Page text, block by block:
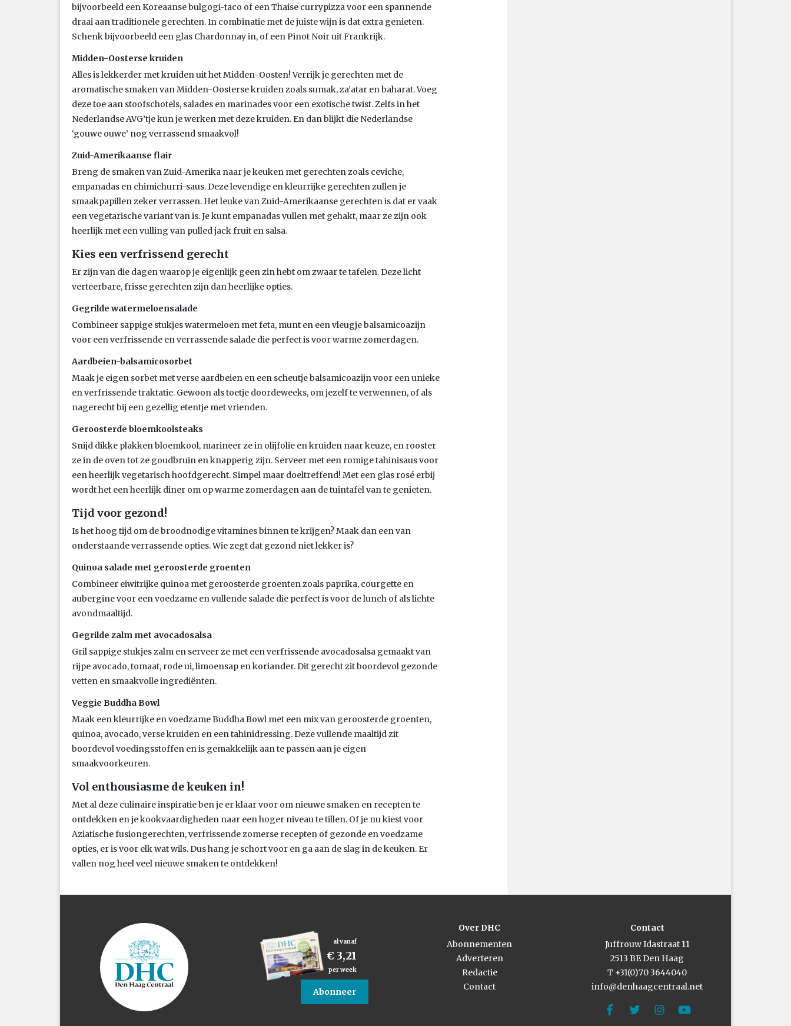
bijvoorbeeld een Koreaanse bulgogi-taco of een Thaise currypizza voor een spannende
draai aan traditionele gerechten. In combinatie met de juiste wijn is dat extra genieten.
Schenk bijvoorbeeld een glas Chardonnay in, of een Pinot Noir uit Frankrijk.
Midden-Oosterse kruiden
Alles is lekkerder met kruiden uit het Midden-Oosten! Verrijk je gerechten met de
aromatische smaken van Midden-Oosterse kruiden zoals sumak, za’atar en baharat. Voeg
deze toe aan stoofschotels, salades en marinades voor een exotische twist. Zelfs in het
Nederlandse AVG’tje kun je werken met deze kruiden. En dan blijkt die Nederlandse
‘gouwe ouwe’ nog verrassend smaakvol!
Zuid-Amerikaanse flair
Breng de smaken van Zuid-Amerika naar je keuken met gerechten zoals ceviche,
empanadas en chimichurri-saus. Deze levendige en kleurrijke gerechten zullen je
smaakpapillen zeker verrassen. Het leuke van Zuid-Amerikaanse gerechten is dat er vaak
een vegetarische variant van is. Je kunt empanadas vullen met gehakt, maar ze zijn ook
heerlijk met een vulling van pulled jack fruit en salsa.
Kies een verfrissend gerecht
Er zijn van die dagen waarop je eigenlijk geen zin hebt om zwaar te tafelen. Deze licht
verteerbare, frisse gerechten zijn dan heerlijke opties.
Gegrilde watermeloensalade
Combineer sappige stukjes watermeloen met feta, munt en een vleugje balsamicoazijn
voor een verfrissende en verrassende salade die perfect is voor warme zomerdagen.
Aardbeien-balsamicosorbet
Maak je eigen sorbet met verse aardbeien en een scheutje balsamicoazijn voor een unieke
en verfrissende traktatie. Gewoon als toetje doordeweeks, om jezelf te verwennen, of als
nagerecht bij een gezellig etentje met vrienden.
Geroosterde bloemkoolsteaks
Snijd dikke plakken bloemkool, marineer ze in olijfolie en kruiden naar keuze, en rooster
ze in de oven tot ze goudbruin en knapperig zijn. Serveer met een romige tahinisaus voor
een heerlijk vegetarisch hoofdgerecht. Simpel maar doeltreffend! Met een glas rosé erbij
wordt het een heerlijk diner om op warme zomerdagen aan de tuintafel van te genieten.
Tijd voor gezond!
Is het hoog tijd om de broodnodige vitamines binnen te krijgen? Maak dan een van
onderstaande verrassende opties. Wie zegt dat gezond niet lekker is?
Quinoa salade met geroosterde groenten
Combineer eiwitrijke quinoa met geroosterde groenten zoals paprika, courgette en
aubergine voor een voedzame en vullende salade die perfect is voor de lunch of als lichte
avondmaaltijd.
Gegrilde zalm met avocadosalsa
Gril sappige stukjes zalm en serveer ze met een verfrissende avocadosalsa gemaakt van
rijpe avocado, tomaat, rode ui, limoensap en koriander. Dit gerecht zit boordevol gezonde
vetten en smaakvolle ingrediënten.
Veggie Buddha Bowl
Maak een kleurrijke en voedzame Buddha Bowl met een mix van geroosterde groenten,
quinoa, avocado, verse kruiden en een tahinidressing. Deze vullende maaltijd zit
boordevol voedingsstoffen en is gemakkelijk aan te passen aan je eigen
smaakvoorkeuren.
Vol enthousiasme de keuken in!
Met al deze culinaire inspiratie ben je er klaar voor om nieuwe smaken en recepten te
ontdekken en je kookvaardigheden naar een hoger niveau te tillen. Of je nu kiest voor
Aziatische fusiongerechten, verfrissende zomerse recepten of gezonde en voedzame
opties, er is voor elk wat wils. Dus hang je schort voor en ga aan de slag in de keuken. Er
vallen nog heel veel nieuwe smaken te ontdekken!
al vanaf
€ 3,21
per week
Abonneer
Over DHC
Abonnementen
Adverteren
Redactie
Contact
Contact
Juffrouw Idastraat 11
2513 BE Den Haag
T +31(0)70 3644040
info@denhaagcentraal.net